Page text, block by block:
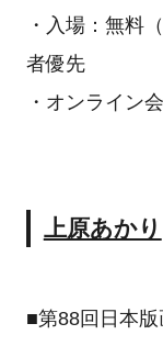
・入場：無料
者優先
・オンライン
上原あかり
■第88回日本